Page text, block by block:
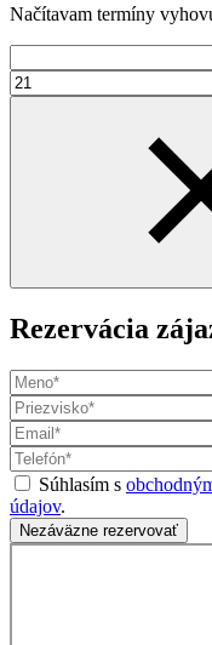
Načítavam termíny
Rezervácia
Súhlasím s
údajov.
Nezáväzne rezervovať